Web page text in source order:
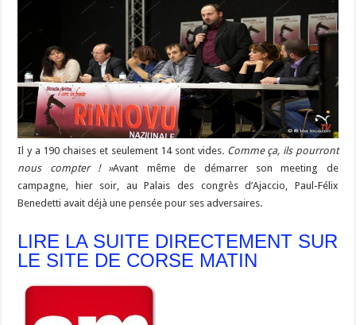
Il y a 190 chaises et seulement 14 sont vides. Comme ça, ils pourront
nous compter ! »Avant même de démarrer son meeting de
campagne, hier soir, au Palais des congrès d’Ajaccio, Paul-Félix
Benedetti avait déjà une pensée pour ses adversaires.
LIRE LA SUITE DIRECTEMENT SUR
LE SITE DE CORSE MATIN